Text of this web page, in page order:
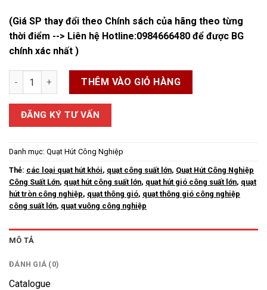
(Giá SP thay đổi theo Chính sách của hãng theo từng
thời điểm --> Liên hệ Hotline:0984666480 để được BG
chính xác nhất )
Quạt Hút Công Nghiệp Công Suất Lớn số lượng
THÊM VÀO GIỎ HÀNG
ĐĂNG KÝ TƯ VẤN
Danh mục: Quạt Hút Công Nghiệp
Thẻ: các loại quạt hút khói, quạt công suất lớn, Quạt Hút Công Nghiệp
Công Suất Lớn, quạt hút công suất lớn, quạt hút gió công suất lớn, quạt
hút tròn công nghiệp, quạt thông gió, quạt thông gió công nghiệp
công suất lớn, quạt vuông công nghiệp
MÔ TẢ
ĐÁNH GIÁ (0)
Catalogue